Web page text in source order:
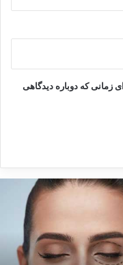
زمانی که دوباره دیدگاهی